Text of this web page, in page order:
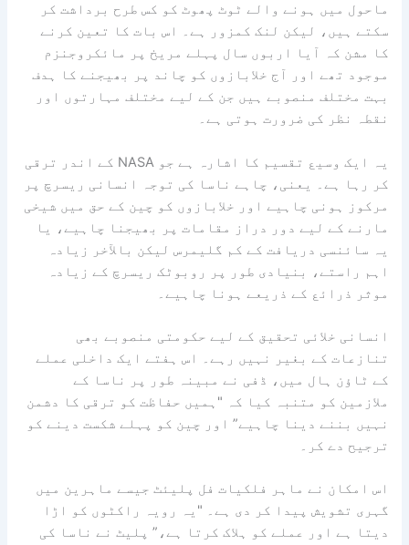
ماحول میں ہونے والے ٹوٹ پھوٹ کو کس طرح برداشت کر
سکتے ہیں، لیکن لنک کمزور ہے۔ اس بات کا تعین کرنے
کا مشن کہ آیا اربوں سال پہلے مریخ پر مائکروجنزم
موجود تھے اور آج خلابازوں کو چاند پر بھیجنے کا ہدف
بہت مختلف منصوبے ہیں جن کے لیے مختلف مہارتوں اور
نقطہ نظر کی ضرورت ہوتی ہے۔
یہ ایک وسیع تقسیم کا اشارہ ہے جو NASA کے اندر ترقی
کر رہا ہے۔ یعنی، چاہے ناسا کی توجہ انسانی ریسرچ پر
مرکوز ہونی چاہیے اور خلابازوں کو چین کے حق میں شیخی
مارنے کے لیے دور دراز مقامات پر بھیجنا چاہیے، یا
یہ سائنسی دریافت کے کم گلیمرس لیکن بالآخر زیادہ
اہم راستے، بنیادی طور پر روبوٹک ریسرچ کے زیادہ
موثر ذرائع کے ذریعے ہونا چاہیے۔
انسانی خلائی تحقیق کے لیے حکومتی منصوبے بھی
تنازعات کے بغیر نہیں رہے۔ اس ہفتے ایک داخلی عملے
کے ٹاؤن ہال میں، ڈفی نے مبینہ طور پر ناسا کے
ملازمین کو متنبہ کیا کہ "ہمیں حفاظت کو ترقی کا دشمن
نہیں بننے دینا چاہیے” اور چین کو پہلے شکست دینے کو
ترجیح دے کر۔
اس امکان نے ماہر فلکیات فل پلیئٹ جیسے ماہرین میں
گہری تشویش پیدا کر دی ہے۔ "یہ رویہ راکٹوں کو اڑا
دیتا ہے اور عملے کو ہلاک کرتا ہے،” پلیٹ نے ناسا کی